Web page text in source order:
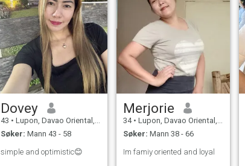
Dovey
43 • Lupon, Davao Oriental, Filippinene
Søker: Mann 43 - 58
simple and optimistic😊
Merjorie
34 • Lupon, Davao Oriental, Filippinene
Søker: Mann 38 - 66
Im famiy oriented and loyal